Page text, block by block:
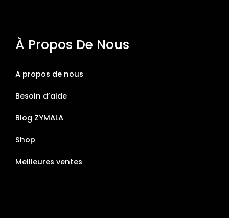
À Propos De Nous
A propos de nous
Besoin d’aide
Blog ZYMALA
Shop
Meilleures ventes